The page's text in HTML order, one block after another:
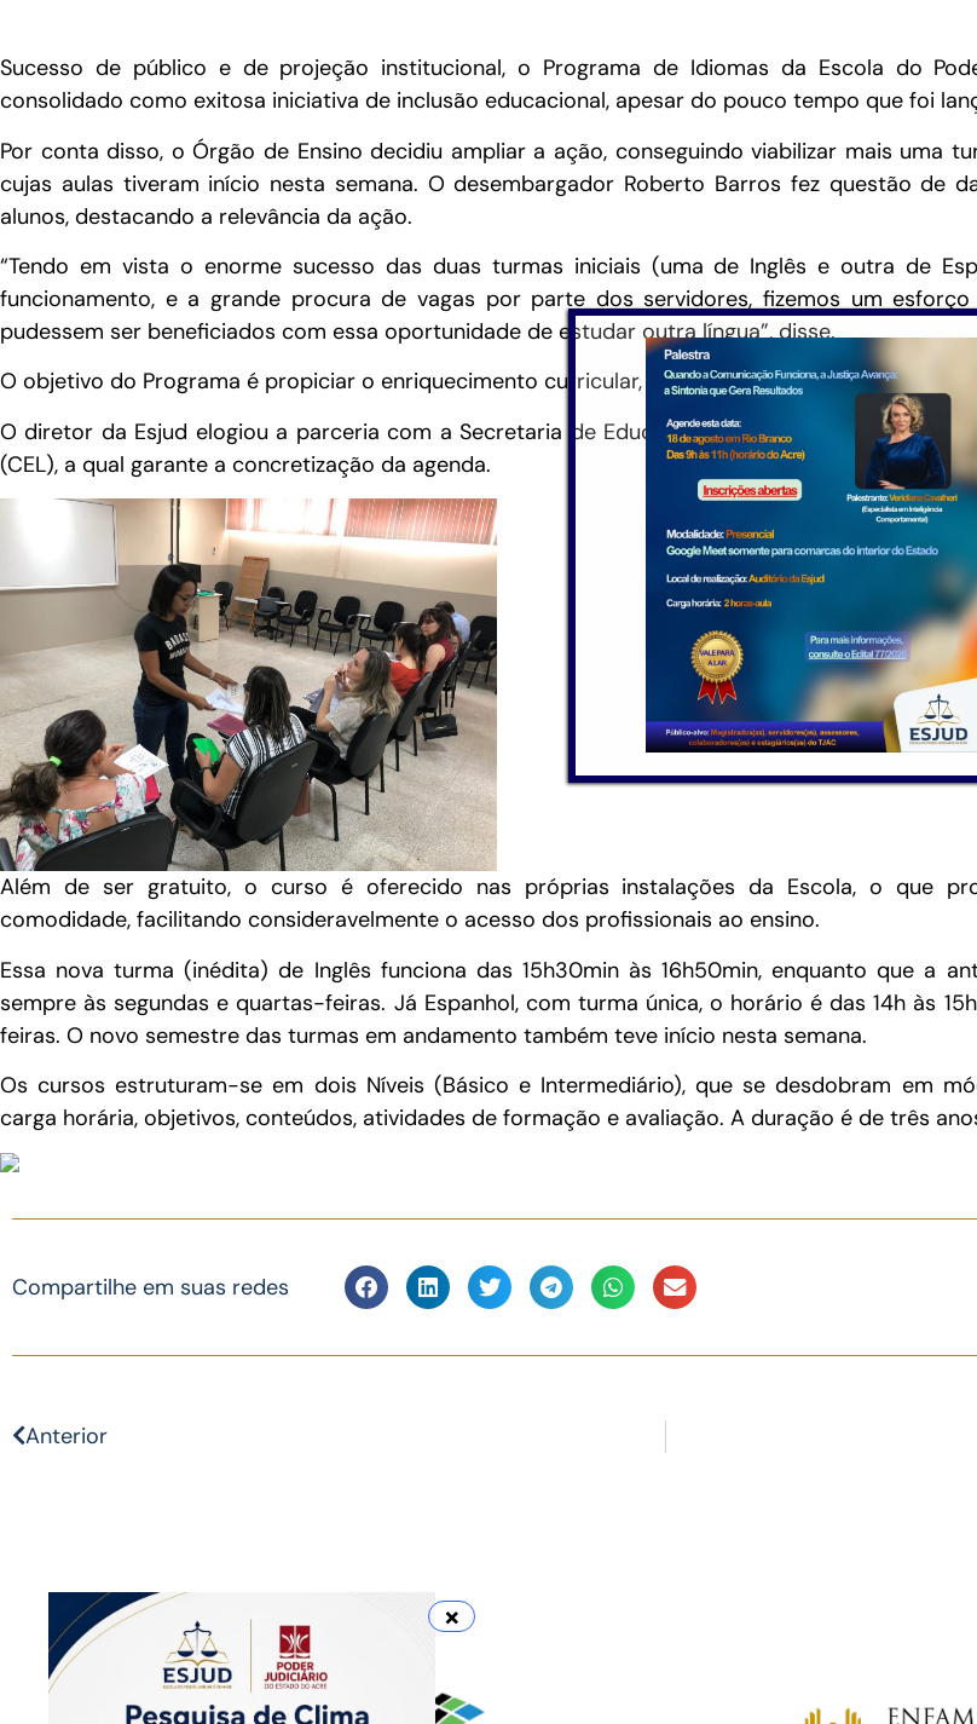
Sucesso de público e de projeção institucional, o Programa de Idiomas da Escola do
consolidado como exitosa iniciativa de inclusão educacional, apesar do pouco tempo que foi
Por conta disso, o Órgão de Ensino decidiu ampliar a ação, conseguindo viabilizar mais uma
cujas aulas tiveram início nesta semana. O desembargador Roberto Barros fez questão de
alunos, destacando a relevância da ação.
“Tendo em vista o enorme sucesso das duas turmas iniciais (uma de Inglês e outra de
funcionamento, e a grande procura de vagas por parte dos servidores, fizemos um
pudessem ser beneficiados com essa oportunidade de estudar outra língua”, disse.
O objetivo do Programa é propiciar o enriquecimento curricular, a atualização e o treinamento
O diretor da Esjud elogiou a parceria com a Secretaria de Educação do Estado, por meio do
(CEL), a qual garante a concretização da agenda.
Além de ser gratuito, o curso é oferecido nas próprias instalações da Escola, o que
comodidade, facilitando consideravelmente o acesso dos profissionais ao ensino.
Essa nova turma (inédita) de Inglês funciona das 15h30min às 16h50min, enquanto que a
sempre às segundas e quartas-feiras. Já Espanhol, com turma única, o horário é das 14h às
feiras. O novo semestre das turmas em andamento também teve início nesta semana.
Os cursos estruturam-se em dois Níveis (Básico e Intermediário), que se desdobram em
carga horária, objetivos, conteúdos, atividades de formação e avaliação. A duração é de três
Compartilhe em suas redes
Anterior